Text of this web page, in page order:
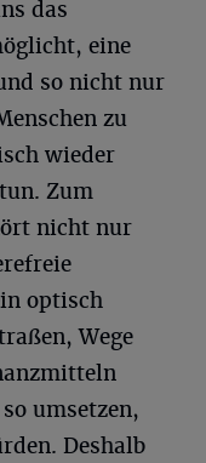
das
eine
so nicht nur
zu
wieder
Zum
nicht nur
optisch
Wege
umsetzen,
Deshalb